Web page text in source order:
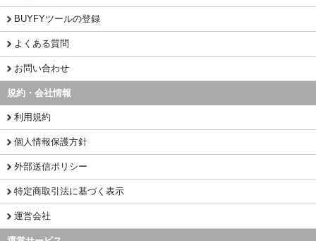
BUYFYツールの登録
よくある質問
お問い合わせ
規約・会社情報
利用規約
個人情報保護方針
外部送信ポリシー
特定商取引法に基づく表示
運営会社